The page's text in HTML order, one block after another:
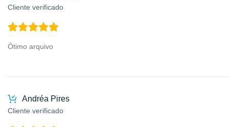
Cliente verificado
Ótimo arquivo
Andréa Pires
Cliente verificado